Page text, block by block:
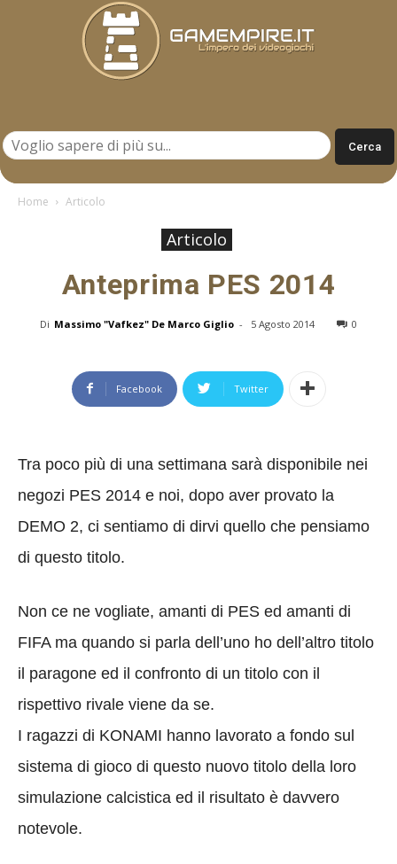
Home Articolo
Articolo
Anteprima PES 2014
Di Massimo "Vafkez" De Marco Giglio - 5 Agosto 2014 0
Facebook Twitter
Tra poco più di una settimana sarà disponibile nei
negozi PES 2014 e noi, dopo aver provato la
DEMO 2, ci sentiamo di dirvi quello che pensiamo
di questo titolo.
Non ce ne vogliate, amanti di PES ed amanti di
FIFA ma quando si parla dell’uno ho dell’altro titolo
il paragone ed il confronto di un titolo con il
rispettivo rivale viene da se.
I ragazzi di KONAMI hanno lavorato a fondo sul
sistema di gioco di questo nuovo titolo della loro
simulazione calcistica ed il risultato è davvero
notevole.